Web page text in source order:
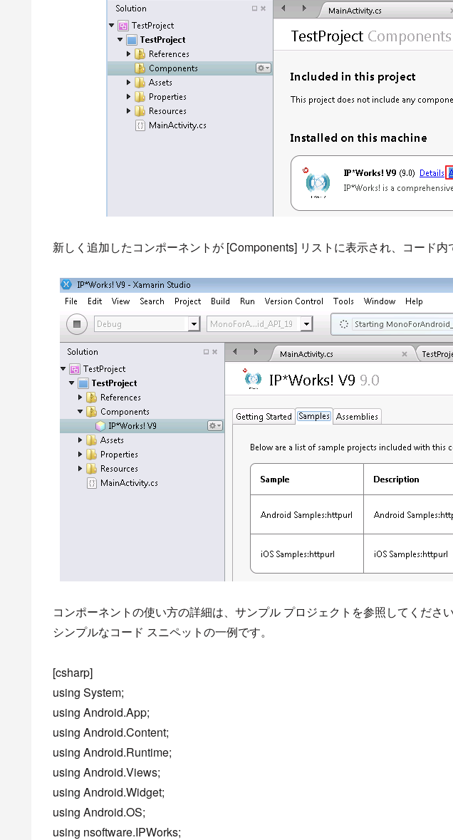
新しく追加したコンポーネントが [Components] リストに表示され、コード内
コンポーネントの使い方の詳細は、サンプル プロジェクトを参照してくださ
シンプルなコード スニペットの一例です。
[csharp]
using System;
using Android.App;
using Android.Content;
using Android.Runtime;
using Android.Views;
using Android.Widget;
using Android.OS;
using nsoftware.IPWorks;